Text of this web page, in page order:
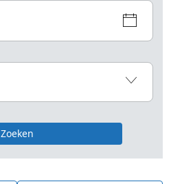
Zoeken